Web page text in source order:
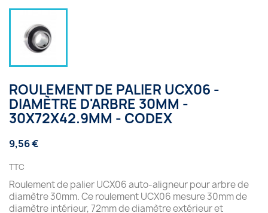
ROULEMENT DE PALIER UCX06 -
DIAMÈTRE D'ARBRE 30MM -
30X72X42.9MM - CODEX
9,56 €
TTC
Roulement de palier UCX06 auto-aligneur pour arbre de
diamètre 30mm. Ce roulement UCX06 mesure 30mm de
diamètre intérieur, 72mm de diamètre extérieur et